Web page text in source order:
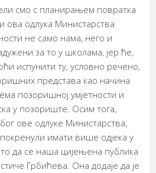
смо с планирањем повратка
ова одлука Министарства
не само нама, него и
за то у школама, јер ће,
испунити ту, условно речено,
представа као начина
позоришној умјетности и
у позориште. Осим тога,
ове одлуке Министарства,
покренули имати више одјека у
то да се наша цијењена публика
Грбићева. Она додаје да је